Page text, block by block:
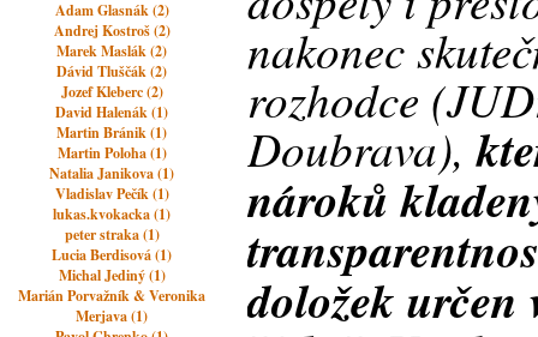
Adam Glasnák (2)
Andrej Kostroš (2)
Marek Maslák (2)
Dávid Tluščák (2)
Jozef Kleberc (2)
David Halenák (1)
Martin Bránik (1)
Martin Poloha (1)
Natalia Janikova (1)
Vladislav Pečík (1)
lukas.kvokacka (1)
peter straka (1)
Lucia Berdisová (1)
Michal Jediný (1)
Marián Porvažník & Veronika
Merjava (1)
nakonec
rozhodce
Doubrava),
nároků
doložek určen